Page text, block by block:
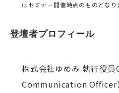
はセミナー開催時点のものとなり
登壇者プロフィール
株式会社ゆめみ 執行役員
Communication Officer）